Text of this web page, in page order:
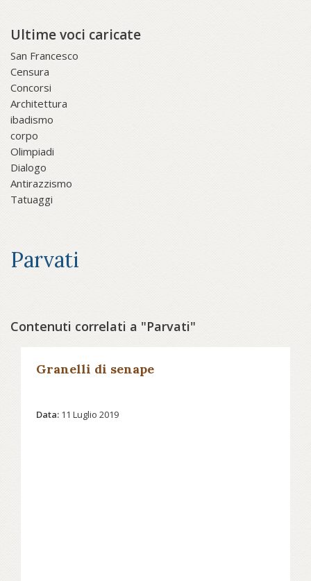
Ultime voci caricate
San Francesco
Censura
Concorsi
Architettura
ibadismo
corpo
Olimpiadi
Dialogo
Antirazzismo
Tatuaggi
Parvati
Contenuti correlati a "Parvati"
Granelli di senape
Data: 11 Luglio 2019